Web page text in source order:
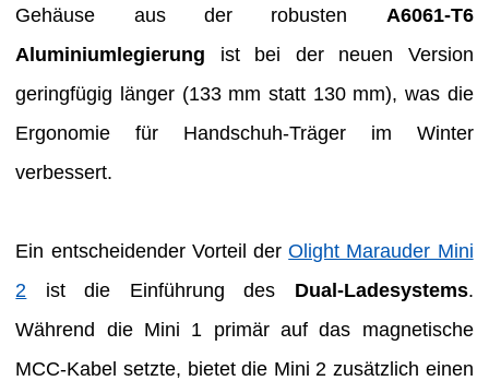
Gehäuse aus der robusten A6061-T6
Aluminiumlegierung ist bei der neuen Version
geringfügig länger (133 mm statt 130 mm), was die
Ergonomie für Handschuh-Träger im Winter
verbessert.
Ein entscheidender Vorteil derOlight Marauder Mini
2 ist die Einführung des Dual-Ladesystems.
Während die Mini 1 primär auf das magnetische
MCC-Kabel setzte, bietet die Mini 2 zusätzlich einen